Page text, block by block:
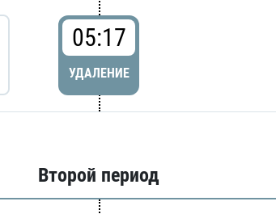
05:17
УДАЛЕНИЕ
Второй период